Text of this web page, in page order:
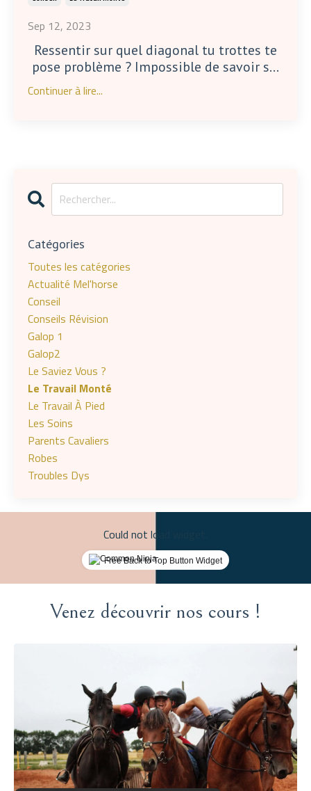
Sep 12, 2023
Ressentir sur quel diagonal tu trottes te
pose problème ? Impossible de savoir s...
Continuer à lire...
Catégories
Toutes les catégories
Actualité Mel'horse
Conseil
Conseils Révision
Galop 1
Galop2
Le Saviez Vous ?
Le Travail Monté
Le Travail À Pied
Les Soins
Parents Cavaliers
Robes
Troubles Dys
Could not load widget.
Free Back to Top Button Widget
Venez découvrir nos cours !